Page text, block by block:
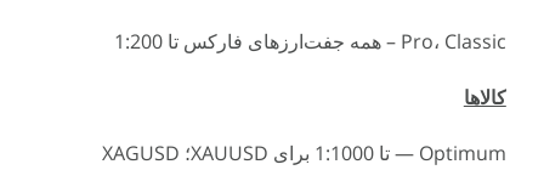
Pro، Classic – همه جفت‌ارزهای فارکس تا 1:200
کالاها
Optimum — تا 1:1000 برای XAUUSD؛ XAGUSD